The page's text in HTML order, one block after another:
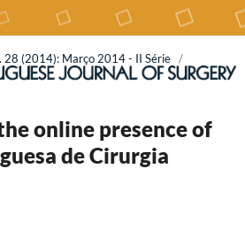
28 (2014): Março 2014 - II Série /
online presence of
de Cirurgia